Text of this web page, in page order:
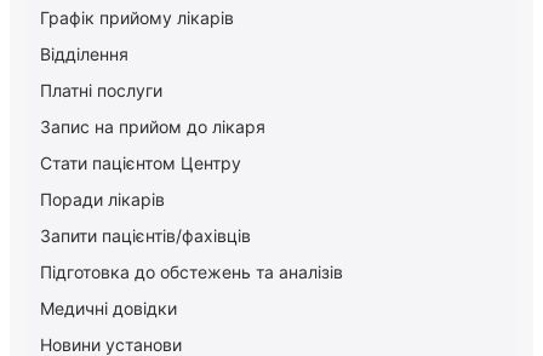
Графік прийому лікарів
Відділення
Платні послуги
Запис на прийом до лікаря
Стати пацієнтом Центру
Поради лікарів
Запити пацієнтів/фахівців
Підготовка до обстежень та аналізів
Медичні довідки
Новини установи